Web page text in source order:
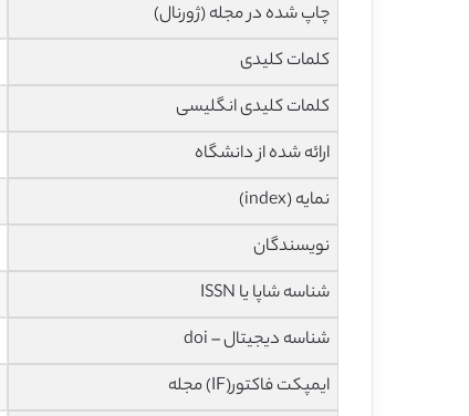
چاپ شده در مجله (ژورنال)
کلمات کلیدی
کلمات کلیدی انگلیسی
ارائه شده از دانشگاه
نمایه (index)
نویسندگان
شناسه شاپا یا ISSN
شناسه دیجیتال – doi
ایمپکت فاکتور(IF) مجله